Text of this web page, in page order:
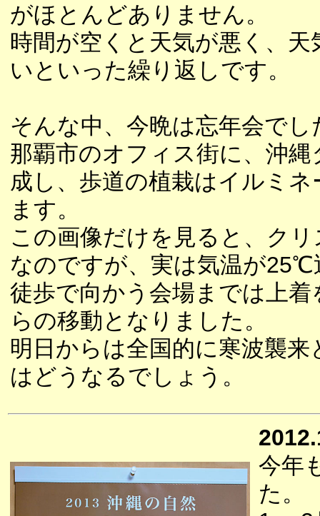
がほとんどありません。
時間が空くと天気が悪く、
いといった繰り返しです。
そんな中、今晩は忘年会でし
那覇市のオフィス街に、沖
成し、歩道の植栽はイルミ
ます。
この画像だけを見ると、ク
なのですが、実は気温が
徒歩で向かう会場までは上
らの移動となりました。
明日からは全国的に寒波襲
はどうなるでしょう。
今年
た。